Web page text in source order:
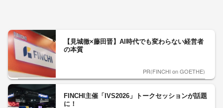
【見城徹×藤田晋】AI時代でも変わらない経営者
の本質
PR(FINCHI on GOETHE)
FINCHI主催「IVS2026」トークセッションが話題
に！